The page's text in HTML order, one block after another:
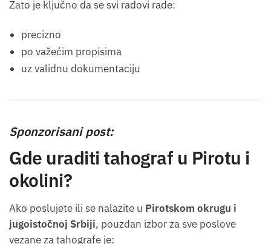
Zato je ključno da se svi radovi rade:
precizno
po važećim propisima
uz validnu dokumentaciju
Sponzorisani post:
Gde uraditi tahograf u Pirotu i
okolini?
Ako poslujete ili se nalazite u Pirotskom okrugu i
jugoistočnoj Srbiji, pouzdan izbor za sve poslove
vezane za tahografe je: